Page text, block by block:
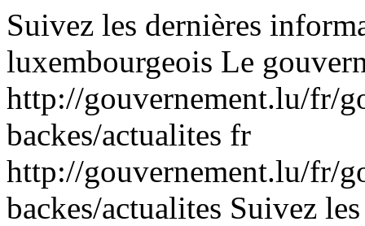
Suivez les dernières
luxembourgeois Le
http://gouvernement.lu/fr/
backes/actualites fr
http://gouvernement.lu/fr/
backes/actualites Suivez